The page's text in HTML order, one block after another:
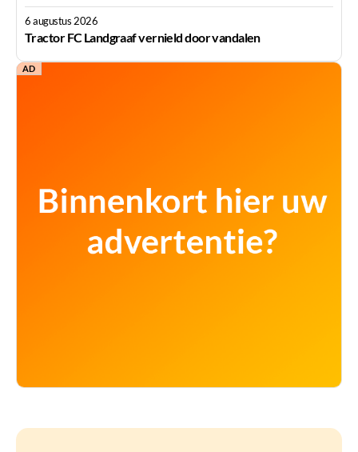
6 augustus 2026
Tractor FC Landgraaf vernield door vandalen
AD